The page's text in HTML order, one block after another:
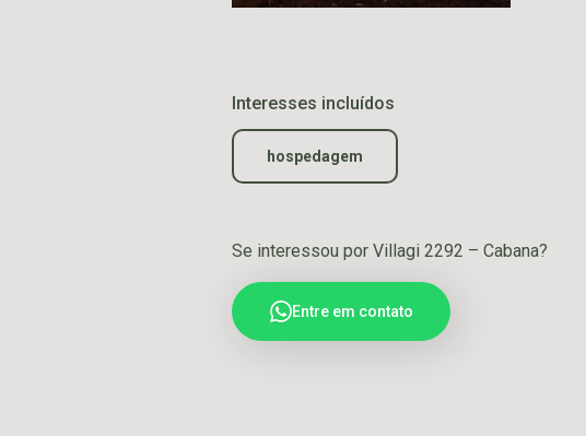
Interesses incluídos
hospedagem
Se interessou por Villagi 2292 – Cabana?
Entre em contato